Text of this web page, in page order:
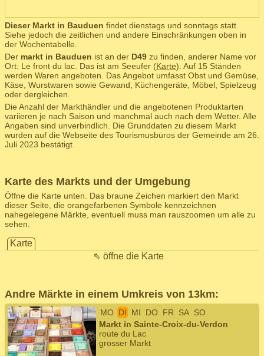
Dieser Markt in Bauduen findet dienstags und sonntags statt.
Siehe jedoch die zeitlichen und andere Einschränkungen oben in
der Wochentabelle.
Der markt in Bauduen ist an der D49 zu finden, anderer Name vor
Ort: Le front du lac. Das ist am Seeufer (Karte). Auf 15 Ständen
werden Waren angeboten. Das Angebot umfasst Obst und Gemüse,
Käse, Wurstwaren sowie Gewand, Küchengeräte, Möbel, Spielzeug
oder dergleichen.
Die Anzahl der Markthändler und die angebotenen Produktarten
variieren je nach Saison und manchmal auch nach dem Wetter. Alle
Angaben sind unverbindlich. Die Grunddaten zu diesem Markt
wurden auf die Webseite des Tourismusbüros der Gemeinde am 26.
Juli 2023 bestätigt.
Karte des Markts und der Umgebung
Öffne die Karte unten. Das braune Zeichen markiert den Markt
dieser Seite, die orangefarbenen Symbole kennzeichnen
nahegelegene Märkte, eventuell muss man rauszoomen um alle zu
sehen.
Karte
⇖ öffne die Karte
Andre Märkte in einem Umkreis von 13km:
MO DI MI DO FR SA SO
Markt in Sainte-Croix-du-Verdon
route du Lac
grosser Markt